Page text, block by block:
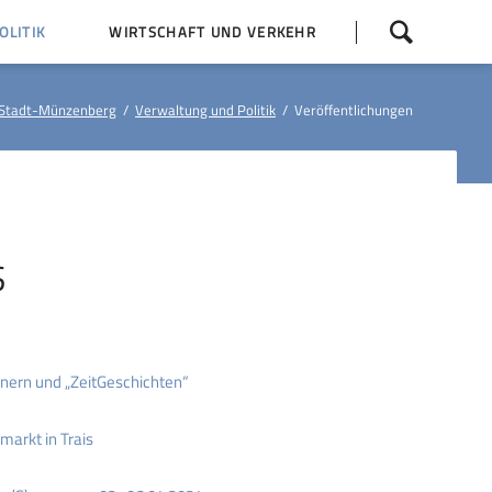
überspringen
WIRTSCHAFT UND VERKEHR
Münzenberg Verwaltung und Politik Veröffentlichungen
und „ZeitGeschichten“
in Trais